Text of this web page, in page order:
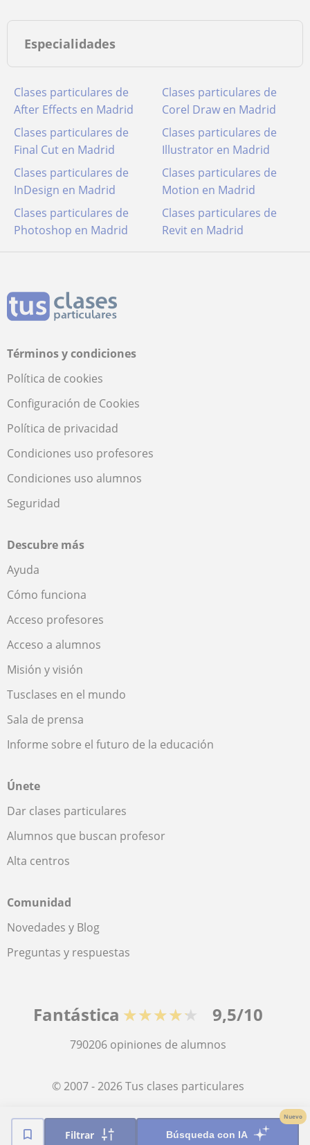
Filtrar Búsqueda con IA
Nuevo
Especialidades
Clases particulares de
After Effects en Madrid
Clases particulares de
Corel Draw en Madrid
Clases particulares de
Final Cut en Madrid
Clases particulares de
Illustrator en Madrid
Clases particulares de
InDesign en Madrid
Clases particulares de
Motion en Madrid
Clases particulares de
Photoshop en Madrid
Clases particulares de
Revit en Madrid
Términos y condiciones
Política de cookies
Configuración de Cookies
Política de privacidad
Condiciones uso profesores
Condiciones uso alumnos
Seguridad
Descubre más
Ayuda
Cómo funciona
Acceso profesores
Acceso a alumnos
Misión y visión
Tusclases en el mundo
Sala de prensa
Informe sobre el futuro de la educación
Únete
Dar clases particulares
Alumnos que buscan profesor
Alta centros
Comunidad
Novedades y Blog
Preguntas y respuestas
Fantástica ★★★★★ 9,5/10
790206 opiniones de alumnos
© 2007 - 2026 Tus clases particulares
Mapa web:Profesores particulares